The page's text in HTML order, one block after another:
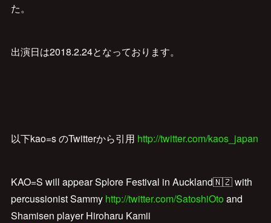
た。
出演日は2018.2.24となっております。
以下kao=s のTwitterから引用 http://twitter.com/kaos_japan
KAO=S will appear Splore Festival in Auckland🇳🇿 with
percussionist Sammy http://twitter.com/SatoshiOtoand
Shamisen player Hiroharu Kamii